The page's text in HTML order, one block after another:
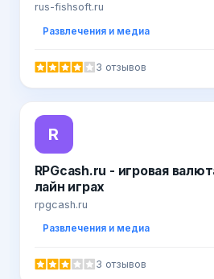
rus-fishsoft.ru
Развлечения и медиа
3 отзывов
R
RPGcash.ru - игровая
лайн играх
rpgcash.ru
Развлечения и медиа
3 отзывов